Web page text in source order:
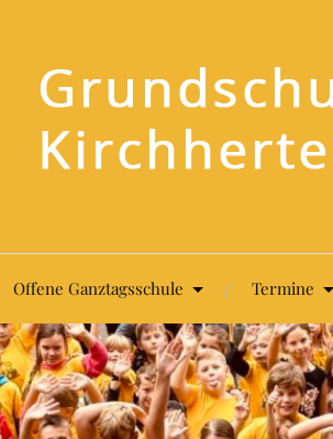
Offene Ganztagsschule Termine